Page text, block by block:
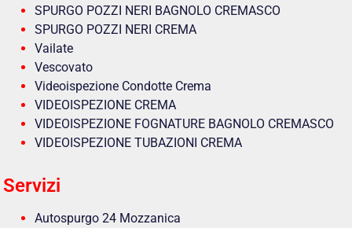
SPURGO POZZI NERI BAGNOLO CREMASCO
SPURGO POZZI NERI CREMA
Vailate
Vescovato
Videoispezione Condotte Crema
VIDEOISPEZIONE CREMA
VIDEOISPEZIONE FOGNATURE BAGNOLO CREMASCO
VIDEOISPEZIONE TUBAZIONI CREMA
Servizi
Autospurgo 24 Mozzanica